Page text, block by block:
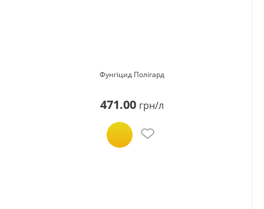
Фунгіцид Полігард
471.00 грн/л